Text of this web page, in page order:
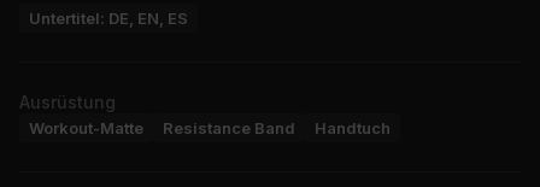
Untertitel: DE, EN, ES
Ausrüstung
Workout-Matte Resistance Band Handtuch